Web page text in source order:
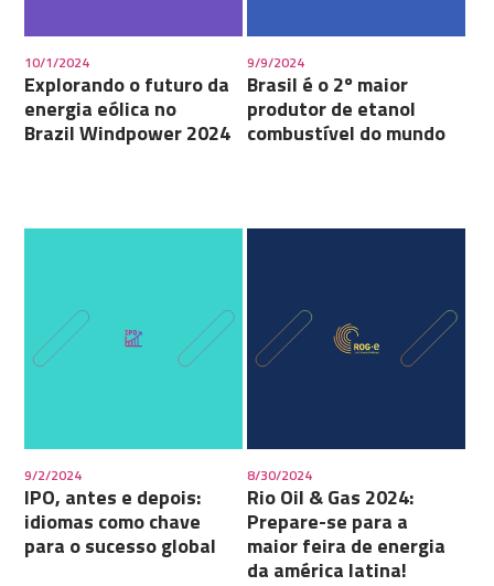
10/1/2024
Explorando o futuro da
energia eólica no
Brazil Windpower 2024
9/9/2024
Brasil é o 2º maior
produtor de etanol
combustível do mundo
9/2/2024
IPO, antes e depois:
idiomas como chave
para o sucesso global
8/30/2024
Rio Oil & Gas 2024:
Prepare-se para a
maior feira de energia
da américa latina!